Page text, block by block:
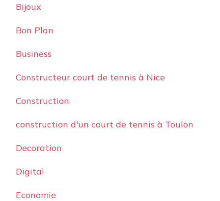
Bijoux
Bon Plan
Business
Constructeur court de tennis à Nice
Construction
construction d'un court de tennis à Toulon
Decoration
Digital
Economie